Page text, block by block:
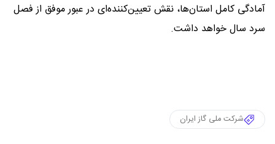
آمادگی کامل استان‌ها، نقش تعیین‌کننده‌ای در عبور موفق از فصل
سرد سال خواهد داشت.
شرکت ملی گاز ایران